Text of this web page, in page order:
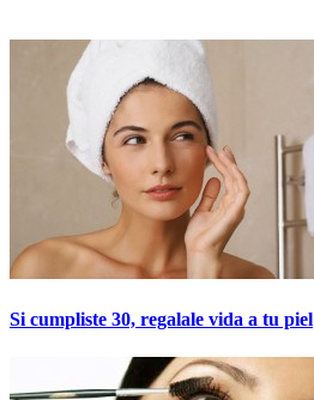
Si cumpliste 30, regalale vida a tu piel